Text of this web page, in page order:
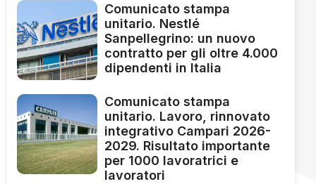
Comunicato stampa
unitario. Nestlé
Sanpellegrino: un nuovo
contratto per gli oltre 4.000
dipendenti in Italia
Comunicato stampa
unitario. Lavoro, rinnovato
integrativo Campari 2026-
2029. Risultato importante
per 1000 lavoratrici e
lavoratori